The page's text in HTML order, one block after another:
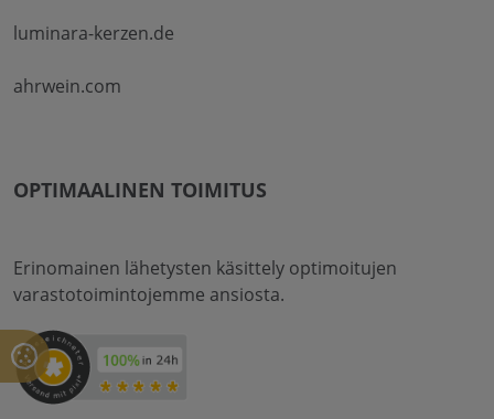
luminara-kerzen.de
ahrwein.com
OPTIMAALINEN TOIMITUS
Erinomainen lähetysten käsittely optimoitujen
varastotoimintojemme ansiosta.